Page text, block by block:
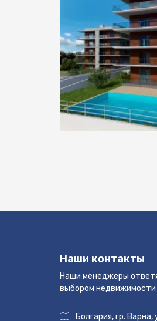
Наши контакты
Наши менеджеры
выбором недвижимости
Болгария, гр.